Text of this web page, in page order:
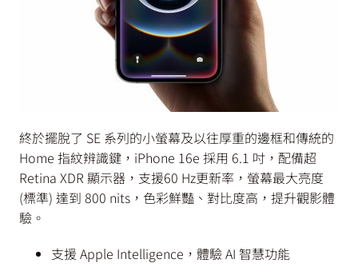
終於擺脫了 SE 系列的小螢幕及以往厚重的邊框和傳統的
Home 指紋辨識鍵，iPhone 16e 採用 6.1 吋，配備超
Retina XDR 顯示器，支援60 Hz更新率，螢幕最大亮度
(標準) 達到 800 nits，色彩鮮豔、對比度高，提升觀影體
驗。
支援 Apple Intelligence，體驗 AI 智慧功能